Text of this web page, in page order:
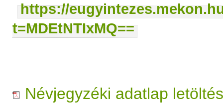
https://
t=MDEtNTIxMQ==
Névjegyzéki adatlap